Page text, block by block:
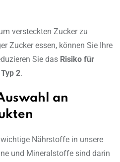
versteckten Zucker zu
Zucker essen, können Sie Ihre
Sie das Risiko für
2.
an
Nährstoffe in unsere
und Mineralstoffe sind darin